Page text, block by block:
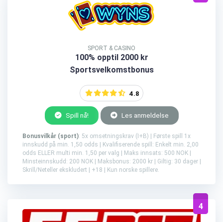
SPORT & CASINO
100% opptil 2000 kr
Sportsvelkomstbonus
4.8
Spill nå! Les anmeldelse
Bonusvilkår (sport): 5x omsetningskrav (I+B) | Første spill 1x
innskudd på min. 1,50 odds | Kvalifiserende spill: Enkelt min. 2,00
odds ELLER multi min. 1,50 per valg | Maks innsats: 500 NOK |
Minsteinnskudd: 200 NOK | Maksbonus: 2000 kr | Giltig: 30 dager |
Skrill/Neteller ekskludert | +18 | Kun norske spillere.
4